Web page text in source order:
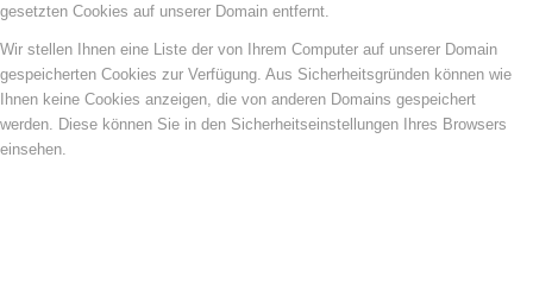
gesetzten Cookies auf unserer Domain entfernt.
Wir stellen Ihnen eine Liste der von Ihrem Computer auf unserer Domain
gespeicherten Cookies zur Verfügung. Aus Sicherheitsgründen können wie
Ihnen keine Cookies anzeigen, die von anderen Domains gespeichert
werden. Diese können Sie in den Sicherheitseinstellungen Ihres Browsers
einsehen.